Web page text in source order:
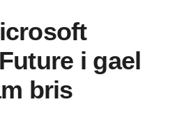
i gael
bris